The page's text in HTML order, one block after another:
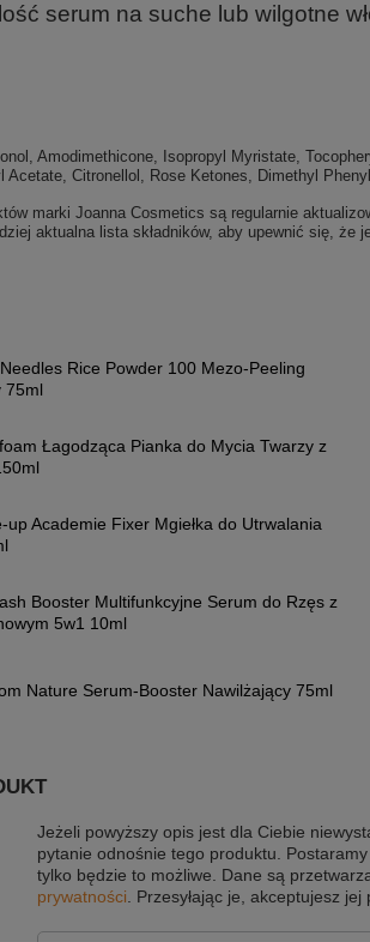
serum na suche lub wilgotne
Amodimethicone, Isopropyl Myristate,
Acetate, Citronellol, Rose Ketones, Dimethyl
marki Joanna Cosmetics są regularnie
aktualna lista składników, aby upewnić się, że
Rice Powder 100 Mezo-Peeling
75ml
Łagodząca Pianka do Mycia Twarzy z
up Academie Fixer Mgiełka do Utrwalania
Booster Multifunkcyjne Serum do Rzęs z
5w1 10ml
Nature Serum-Booster Nawilżający 75ml
Jeżeli powyższy opis jest dla Ciebie
pytanie odnośnie tego produktu.
tylko będzie to możliwe. Dane są
prywatności . Przesyłając je, akceptujesz jej